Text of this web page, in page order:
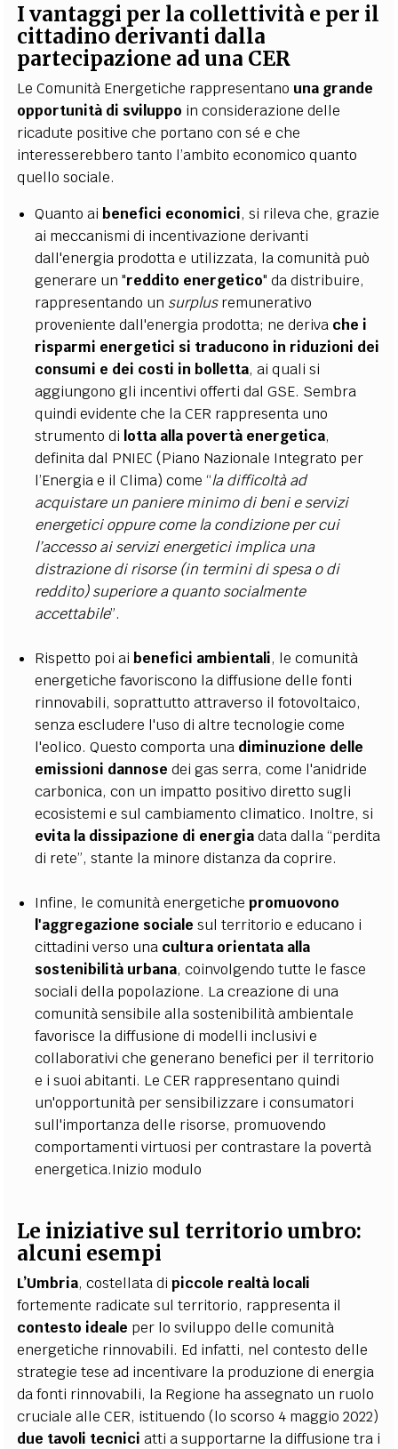
I vantaggi per la collettività e per il
cittadino derivanti dalla
partecipazione ad una CER
Le Comunità Energetiche rappresentano una grande
opportunità di sviluppo in considerazione delle
ricadute positive che portano con sé e che
interesserebbero tanto l’ambito economico quanto
quello sociale.
Quanto aibenefici economici, si rileva che, grazie
ai meccanismi di incentivazione derivanti
dall'energia prodotta e utilizzata, la comunità può
generare un "reddito energetico" da distribuire,
rappresentando un surplusremunerativo
proveniente dall'energia prodotta; ne deriva che i
risparmi energetici si traducono in riduzioni dei
consumi e dei costi in bolletta, ai quali si
aggiungono gli incentivi offerti dal GSE. Sembra
quindi evidente che la CER rappresenta uno
strumento di lotta alla povertà energetica,
definita dal PNIEC (Piano Nazionale Integrato per
l’Energia e il Clima) come “la difficoltà ad
acquistare un paniere minimo di beni e servizi
energetici oppure come la condizione per cui
l’accesso ai servizi energetici implica una
distrazione di risorse (in termini di spesa o di
reddito) superiore a quanto socialmente
accettabile”.
Rispetto poi aibenefici ambientali, le comunità
energetiche favoriscono la diffusione delle fonti
rinnovabili, soprattutto attraverso il fotovoltaico,
senza escludere l'uso di altre tecnologie come
l'eolico. Questo comporta una diminuzione delle
emissioni dannose dei gas serra, come l'anidride
carbonica, con un impatto positivo diretto sugli
ecosistemi e sul cambiamento climatico. Inoltre, si
evita la dissipazione di energiadata dalla “perdita
di rete”, stante la minore distanza da coprire.
Infine, le comunità energetichepromuovono
l'aggregazione socialesul territorio e educano i
cittadini verso una cultura orientata alla
sostenibilità urbana, coinvolgendo tutte le fasce
sociali della popolazione. La creazione di una
comunità sensibile alla sostenibilità ambientale
favorisce la diffusione di modelli inclusivi e
collaborativi che generano benefici per il territorio
e i suoi abitanti. Le CER rappresentano quindi
un'opportunità per sensibilizzare i consumatori
sull'importanza delle risorse, promuovendo
comportamenti virtuosi per contrastare la povertà
energetica.Inizio modulo
Le iniziative sul territorio umbro:
alcuni esempi
L’Umbria, costellata dipiccole realtà locali
fortemente radicate sul territorio, rappresenta il
contesto ideale per lo sviluppo delle comunità
energetiche rinnovabili. Ed infatti, nel contesto delle
strategie tese ad incentivare la produzione di energia
da fonti rinnovabili, la Regione ha assegnato un ruolo
cruciale alle CER, istituendo (lo scorso 4 maggio 2022)
due tavoli tecnici atti a supportarne la diffusione tra i